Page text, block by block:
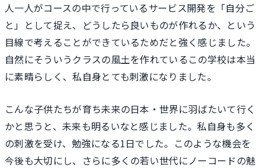
人一人がコースの中で行っているサービス開発を「自分ご
と」として捉え、どうしたら良いものが作れるか、という
目線で考えることができているためだと強く感じました。
自然にそういうクラスの風土を作れているこの学校は本当
に素晴らしく、私自身とても刺激になりました。
こんな子供たちが育ち未来の日本・世界に羽ばたいて行く
かと思うと、未来も明るいなと感じました。私自身も多く
の刺激を受け、勉強になる1日でした。このような機会を
今後も大切にし、さらに多くの若い世代にノーコードの魅